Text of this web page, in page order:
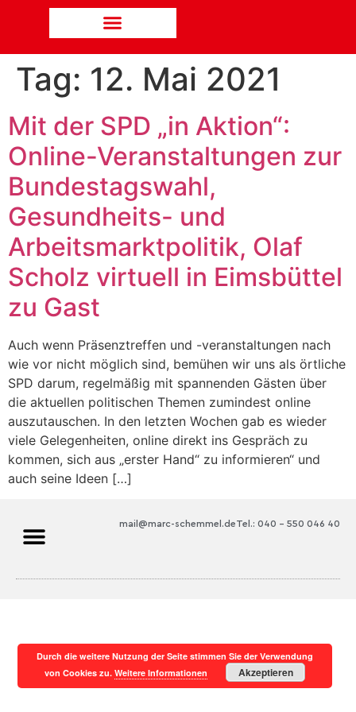
Tag: 12. Mai 2021
Mit der SPD „in Aktion“:
Online-Veranstaltungen zur
Bundestagswahl,
Gesundheits- und
Arbeitsmarktpolitik, Olaf
Scholz virtuell in Eimsbüttel
zu Gast
Auch wenn Präsenztreffen und -veranstaltungen nach
wie vor nicht möglich sind, bemühen wir uns als örtliche
SPD darum, regelmäßig mit spannenden Gästen über
die aktuellen politischen Themen zumindest online
auszutauschen. In den letzten Wochen gab es wieder
viele Gelegenheiten, online direkt ins Gespräch zu
kommen, sich aus „erster Hand“ zu informieren“ und
auch seine Ideen […]
Tel.: 040 – 550 046 40
mail@marc-schemmel.de
Durch die weitere Nutzung der Seite stimmen Sie der Verwendung
von Cookies zu.Weitere Informationen Akzeptieren